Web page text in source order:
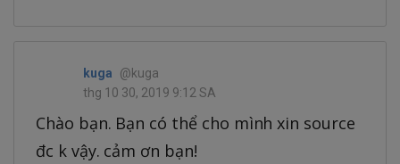
kuga
@kuga
thg 10 30, 2019 9:12 SA
Chào bạn. Bạn có thể cho mình xin source
đc k vậy. cảm ơn bạn!